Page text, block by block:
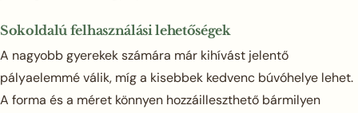
Sokoldalú felhasználási lehetőségek
A nagyobb gyerekek számára már kihívást jelentő
pályaelemmé válik, míg a kisebbek kedvenc búvóhelye lehet.
A forma és a méret könnyen hozzáilleszthető bármilyen